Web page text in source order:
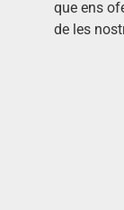
que ens
de les